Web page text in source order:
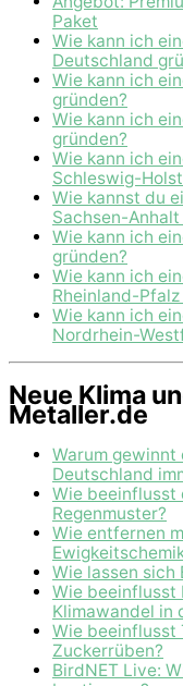
Paket
Wie kann ich
Deutschland
Wie kann ich
gründen?
Wie kann ich
gründen?
Wie kann ich
Schleswig-
Wie kannst du
Sachsen-
Wie kann ich
gründen?
Wie kann ich
Rheinland-
Wie kann ich
Nordrhein-
Neue Klima
Metaller.de
Warum gewinnt
Deutschland
Wie beeinflusst
Regenmuster?
Wie entfernen
Wie lassen sich
Wie beeinflusst
Klimawandel in
Wie beeinflusst
Zuckerrüben?
BirdNET Live: